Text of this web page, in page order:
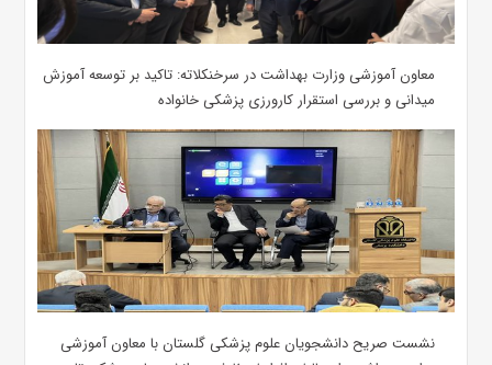
معاون آموزشی وزارت بهداشت در سرخنکلاته: تاکید بر توسعه آموزش
میدانی و بررسی استقرار کارورزی پزشکی ‌خانواده
نشست صریح دانشجویان علوم پزشکی گلستان با معاون آموزشی